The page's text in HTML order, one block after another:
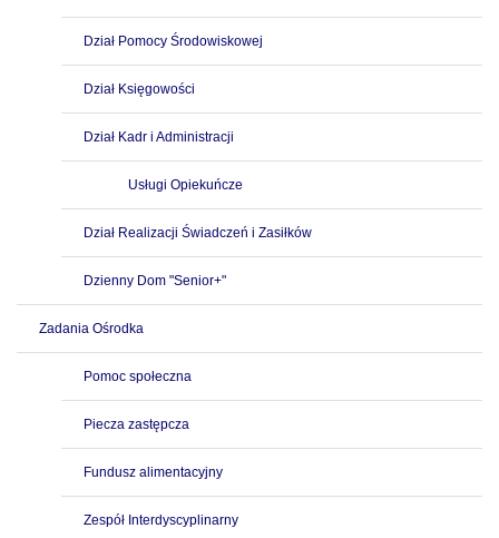
Dział Pomocy Środowiskowej
Dział Księgowości
Dział Kadr i Administracji
Usługi Opiekuńcze
Dział Realizacji Świadczeń i Zasiłków
Dzienny Dom "Senior+"
Zadania Ośrodka
Pomoc społeczna
Piecza zastępcza
Fundusz alimentacyjny
Zespół Interdyscyplinarny